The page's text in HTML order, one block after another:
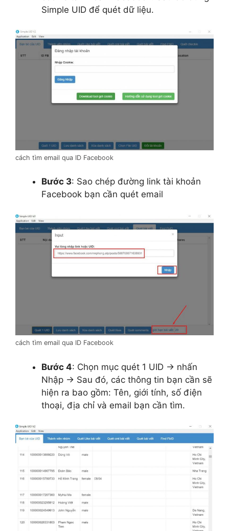
Simple UID để quét dữ liệu.
cách tìm email qua ID Facebook
Bước 3: Sao chép đường link tài khoản
Facebook bạn cần quét email
cách tìm email qua ID Facebook
Bước 4: Chọn mục quét 1 UID → nhấn
Nhập → Sau đó, các thông tin bạn cần sẽ
hiện ra bao gồm: Tên, giới tính, số điện
thoại, địa chỉ và email bạn cần tìm.